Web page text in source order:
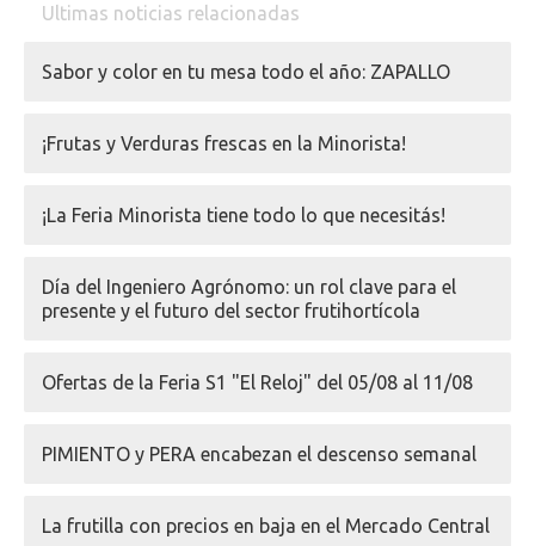
Ultimas noticias relacionadas
Sabor y color en tu mesa todo el año: ZAPALLO
¡Frutas y Verduras frescas en la Minorista!
¡La Feria Minorista tiene todo lo que necesitás!
Día del Ingeniero Agrónomo: un rol clave para el
presente y el futuro del sector frutihortícola
Ofertas de la Feria S1 "El Reloj" del 05/08 al 11/08
PIMIENTO y PERA encabezan el descenso semanal
La frutilla con precios en baja en el Mercado Central